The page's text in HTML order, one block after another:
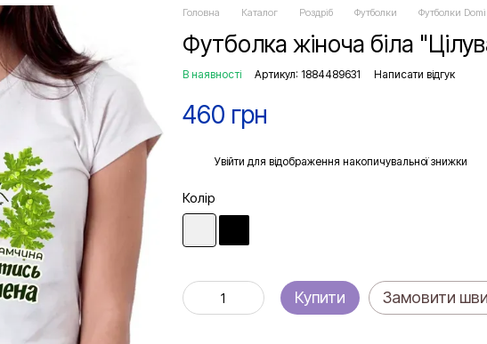
Головна Каталог Роздріб Футболки Футболки
Футболка жіноча біла
В наявності Артикул: 1884489631 Написати відгук
460 грн
Увійти для відображення накопичувальної знижки
Колір
Купити Замовити